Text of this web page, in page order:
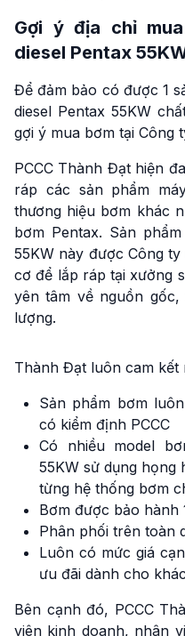
Gợi ý địa chỉ
diesel Pentax
Để đảm bảo có được 1
diesel Pentax 55KW
gợi ý mua bơm tại Công
PCCC Thành Đạt hiện
ráp các sản phẩm
thương hiệu bơm khác
bơm Pentax. Sản
55KW này được Công
cơ để lắp ráp tại xưởng
yên tâm về nguồn
lượng.
Thành Đạt luôn cam kết
Sản phẩm bơm
có kiểm định PCCC
Có nhiều model
55KW sử dụng
từng hệ thống bơm
Bơm được bảo hành
Phân phối trên toàn
Luôn có mức giá
ưu đãi dành cho
Bên cạnh đó, PCCC
viên kinh doanh, nhân